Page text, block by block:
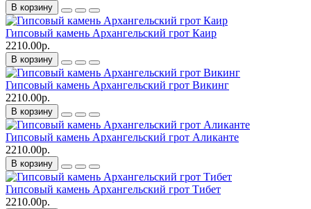
В корзину
Гипсовый камень Архангельский грот Каир
2210.00р.
В корзину
Гипсовый камень Архангельский грот Викинг
2210.00р.
В корзину
Гипсовый камень Архангельский грот Аликанте
2210.00р.
В корзину
Гипсовый камень Архангельский грот Тибет
2210.00р.